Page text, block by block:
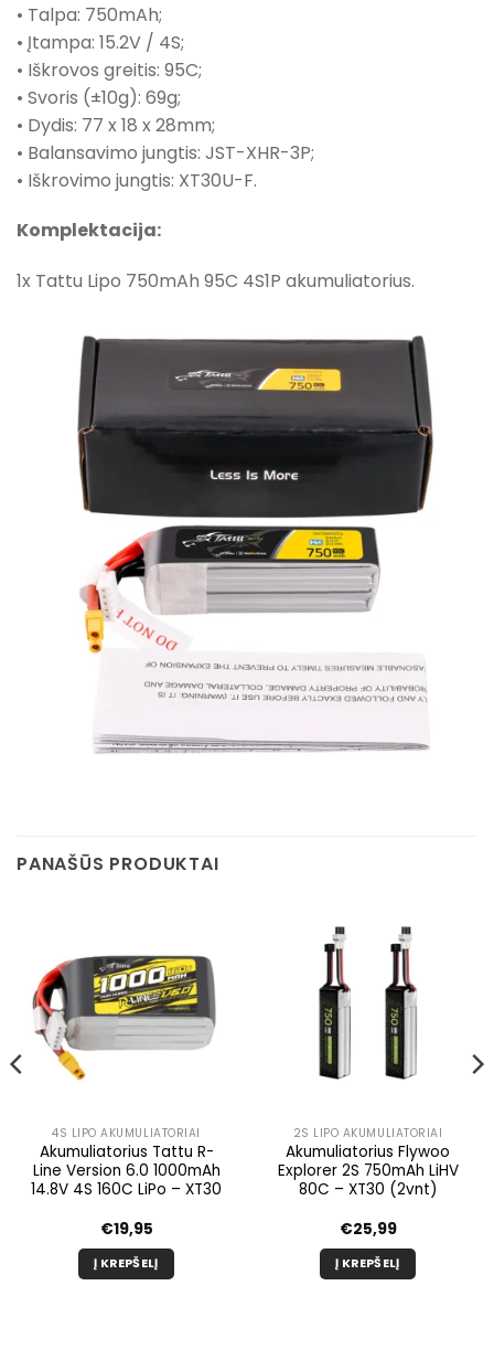
• Talpa: 750mAh;
• Įtampa: 15.2V / 4S;
• Iškrovos greitis: 95C;
• Svoris (±10g): 69g;
• Dydis: 77 x 18 x 28mm;
• Balansavimo jungtis: JST-XHR-3P;
• Iškrovimo jungtis: XT30U-F.
Komplektacija:
1x Tattu Lipo 750mAh 95C 4S1P akumuliatorius.
PANAŠŪS PRODUKTAI
4S LIPO AKUMULIATORIAI
Akumuliatorius Tattu R-
Line Version 6.0 1000mAh
14.8V 4S 160C LiPo – XT30
€19,95
Į KREPŠELĮ
2S LIPO AKUMULIATORIAI
Akumuliatorius Flywoo
Explorer 2S 750mAh LiHV
80C – XT30 (2vnt)
€25,99
Į KREPŠELĮ